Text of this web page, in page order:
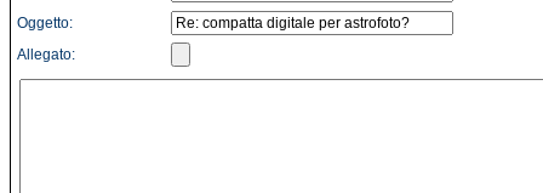
Oggetto:
Allegato: